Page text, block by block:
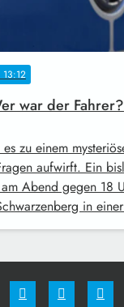
war der Fahrer?
zu einem
aufwirft. Ein
Abend gegen 18
in